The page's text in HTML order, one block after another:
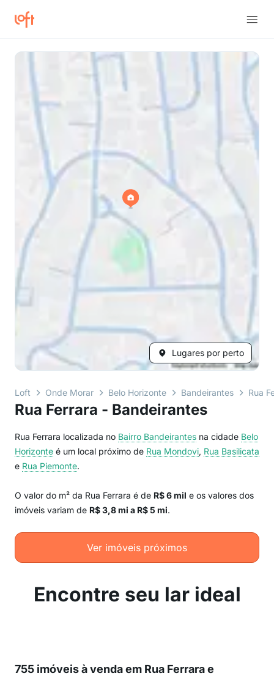
Lugares por perto
Loft Onde Morar Belo Horizonte Bandeirantes Rua
Rua Ferrara - Bandeirantes
Rua Ferrara localizada no Bairro Bandeirantes na cidade Belo
Horizonte é um local próximo de Rua Mondovi, Rua Basilicata
e Rua Piemonte.
O valor do m² da Rua Ferrara é de R$ 6 mil e os valores dos
imóveis variam de R$ 3,8 mi a R$ 5 mi.
Ver imóveis próximos
Encontre seu lar ideal
755 imóveis à venda em Rua Ferrara e